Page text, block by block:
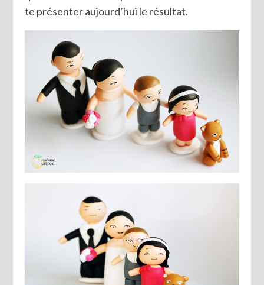
te présenter aujourd’hui le résultat.